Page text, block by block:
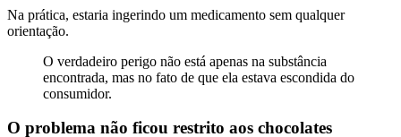
Na prática, estaria ingerindo um medicamento sem qualquer
orientação.
O verdadeiro perigo não está apenas na substância
encontrada, mas no fato de que ela estava escondida do
consumidor.
O problema não ficou restrito aos chocolates